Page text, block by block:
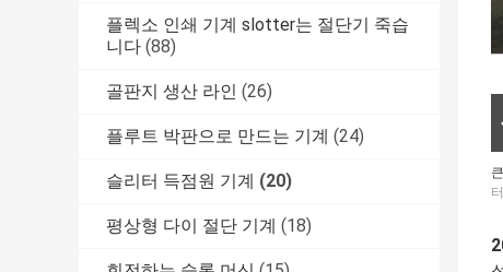
플렉소 인쇄 기계 slotter는 절단기 죽습
니다 (88)
골판지 생산 라인 (26)
플루트 박판으로 만드는 기계 (24)
슬리터 득점원 기계 (20)
평상형 다이 절단 기계 (18)